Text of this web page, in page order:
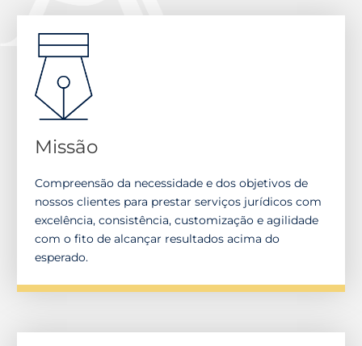
Missão
Compreensão da necessidade e dos objetivos de
nossos clientes para prestar serviços jurídicos com
excelência, consistência, customização e agilidade
com o fito de alcançar resultados acima do
esperado.